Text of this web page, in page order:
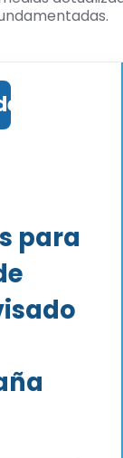
visado D
para